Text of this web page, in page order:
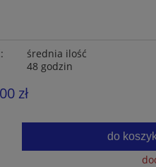
średnia ilość
48 godzin
zł
do